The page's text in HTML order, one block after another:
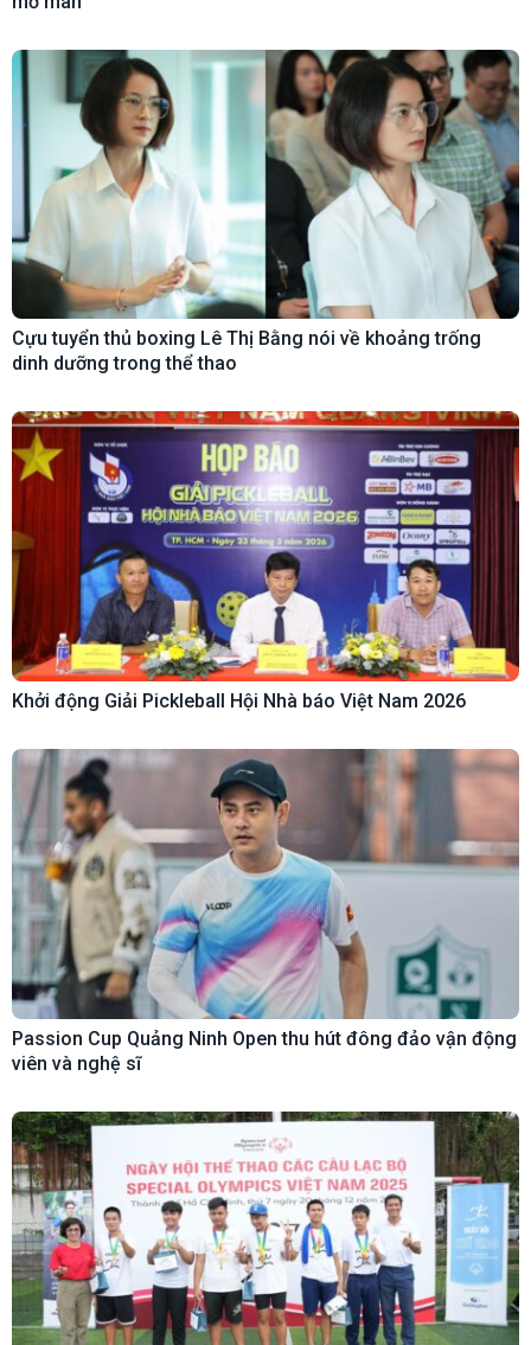
Cựu tuyển thủ boxing Lê Thị Bằng nói về khoảng trống
dinh dưỡng trong thể thao
Khởi động Giải Pickleball Hội Nhà báo Việt Nam 2026
Passion Cup Quảng Ninh Open thu hút đông đảo vận động
viên và nghệ sĩ